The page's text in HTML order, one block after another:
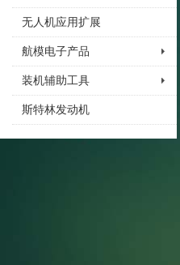
无人机应用扩展
航模电子产品
装机辅助工具
斯特林发动机